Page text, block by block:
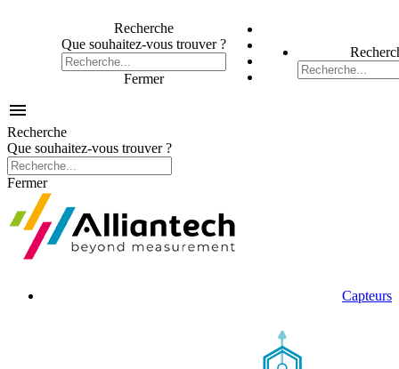
Recherche
Que souhaitez-vous trouver ?
Fermer

Recherche
Que souhaitez-vous trouver ?
Fermer
Capteurs